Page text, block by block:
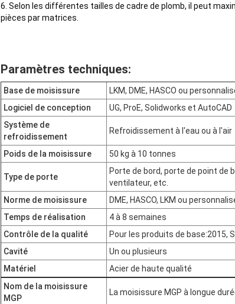
6. Selon les différentes tailles de cadre de plomb, il peut
pièces par matrices.
Paramètres techniques:
Base de moisissure
LKM, DME, HASCO ou
Logiciel de conception
UG, ProE, Solidworks et AutoCAD
Système de
refroidissement
Refroidissement à l'eau ou à l'air
Poids de la moisissure 50 kg à 10 tonnes
Type de porte
Porte de bord, porte de point de
ventilateur, etc.
Norme de moisissure
DME, HASCO, LKM ou
Temps de réalisation
4 à 8 semaines
Contrôle de la qualité
Pour les produits de base:2015,
Cavité
Un ou plusieurs
Matériel
Acier de haute qualité
Nom de la moisissure
MGP
La moisissure MGP à longue